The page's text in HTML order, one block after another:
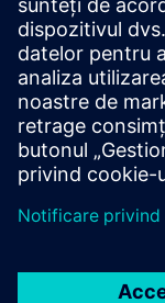
Alăturați-vă
întrebările dvs.
Vizitați